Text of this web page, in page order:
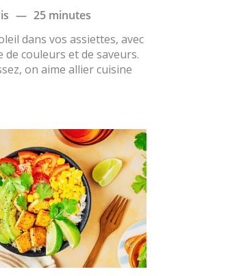
— 25 minutes
dans vos assiettes, avec
couleurs et de saveurs.
on aime allier cuisine